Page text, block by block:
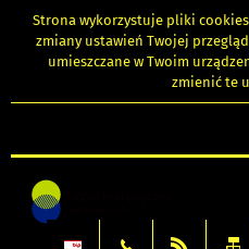
Strona wykorzystuje pliki cookies
zmiany ustawień Twojej
umieszczane w Twoim
zmienić te